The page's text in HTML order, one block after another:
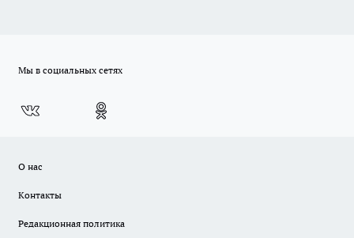
Мы в социальных сетях
О нас
Контакты
Редакционная политика